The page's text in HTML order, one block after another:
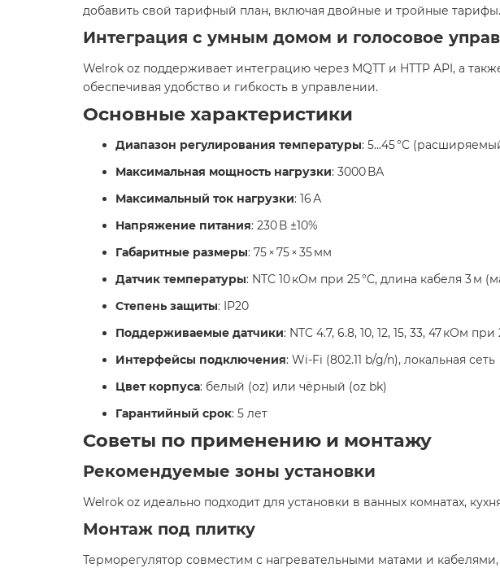
добавить свой тарифный план, включая двойные и тройные тарифы. ​
Интеграция с умным домом и голосовое
Welrok oz поддерживает интеграцию через MQTT и HTTP API, а
обеспечивая удобство и гибкость в управлении. ​
Основные характеристики
Диапазон регулирования температуры: 5...45 °C
Максимальная мощность нагрузки: 3000 ВА
Максимальный ток нагрузки: 16 А
Напряжение питания: 230 В ±10%
Габаритные размеры: 75 × 75 × 35 мм
Датчик температуры: NTC 10 кОм при 25 °C, длина кабеля 3
Степень защиты: IP20
Поддерживаемые датчики: NTC 4.7, 6.8, 10, 12, 15, 33, 47 кОм при
Интерфейсы подключения: Wi-Fi (802.11 b/g/n), локальная сеть
Цвет корпуса: белый (oz) или чёрный (oz bk)
Гарантийный срок: 5 лет​
Советы по применению и монтажу
Рекомендуемые зоны установки
Welrok oz идеально подходит для установки в ванных комнатах,
Монтаж под плитку
Терморегулятор совместим с нагревательными матами и